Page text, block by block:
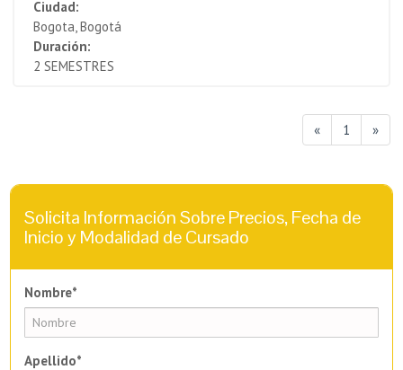
Ciudad:
Bogota, Bogotá
Duración:
2 SEMESTRES
« 1 »
Solicita Información Sobre Precios, Fecha de
Inicio y Modalidad de Cursado
Nombre*
Apellido*